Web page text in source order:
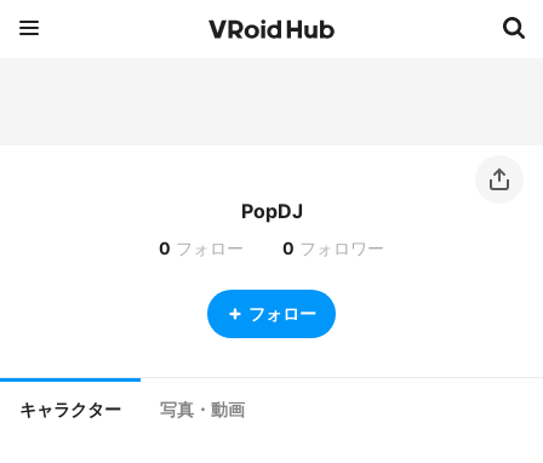
PopDJ
0 フォロー 0 フォロワー
フォロー
キャラクター 写真・動画